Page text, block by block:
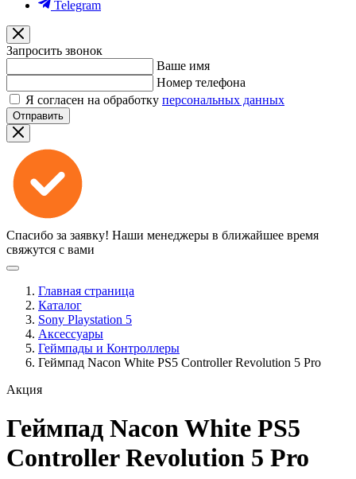
Telegram
Запросить звонок
Ваше имя
Номер телефона
Я согласен на обработку персональных данных
Отправить
Спасибо за заявку! Наши менеджеры в ближайшее время
свяжутся с вами
Главная страница
Каталог
Sony Playstation 5
Аксессуары
Геймпады и Контроллеры
Геймпад Nacon White PS5 Controller Revolution 5 Pro
Акция
Геймпад Nacon White PS5
Controller Revolution 5 Pro